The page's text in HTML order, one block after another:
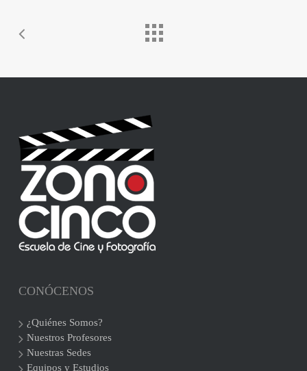
CONÓCENOS
¿Quiénes Somos?
Nuestros Profesores
Nuestras Sedes
Equipos y Estudios